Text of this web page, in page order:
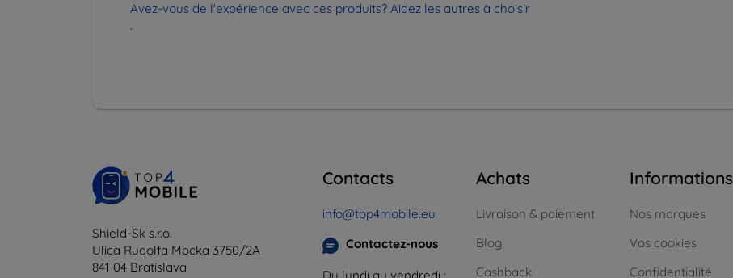
Avez-vous de l'expérience avec ces produits? Aidez les autres à choisir
.
Shield-Sk s.r.o.
Ulica Rudolfa Mocka 3750/2A
841 04 Bratislava
Contacts
info@top4mobile.eu
Contactez-nous
Du lundi au vendredi :
Achats
Livraison & paiement
Blog
Cashback
Informations
Nos marques
Vos cookies
Confidentialité